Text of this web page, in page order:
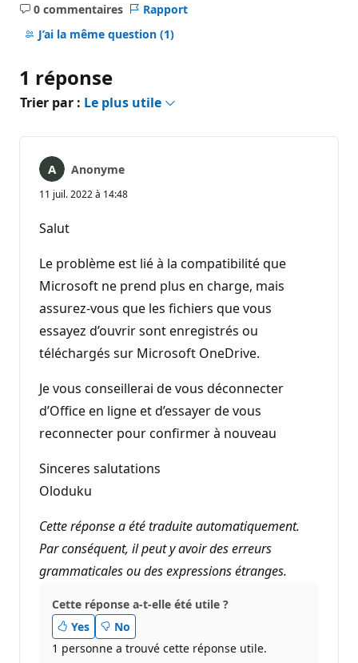
0 commentaires
Aucun
commentaire
Rapport
J’ai la même question (1)
1 réponse
Trier par : Le plus utile
Anonyme
11 juil. 2022 à 14:48
Salut
Le problème est lié à la compatibilité que
Microsoft ne prend plus en charge, mais
assurez-vous que les fichiers que vous
essayez d’ouvrir sont enregistrés ou
téléchargés sur Microsoft OneDrive.
Je vous conseillerai de vous déconnecter
d’Office en ligne et d’essayer de vous
reconnecter pour confirmer à nouveau
Sinceres salutations
Oloduku
Cette réponse a été traduite automatiquement.
Par conséquent, il peut y avoir des erreurs
grammaticales ou des expressions étranges.
Cette réponse a-t-elle été utile ?
Yes
No
1 personne a trouvé cette réponse utile.